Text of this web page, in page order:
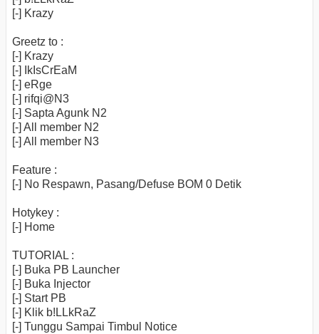
[-] Krazy
Greetz to :
[-] Krazy
[-] IkIsCrEaM
[-] eRge
[-] rifqi@N3
[-] Sapta Agunk N2
[-] All member N2
[-] All member N3
Feature :
[-] No Respawn, Pasang/Defuse BOM 0 Detik
Hotykey :
[-] Home
TUTORIAL :
[-] Buka PB Launcher
[-] Buka Injector
[-] Start PB
[-] Klik b!LLkRaZ
[-] Tunggu Sampai Timbul Notice